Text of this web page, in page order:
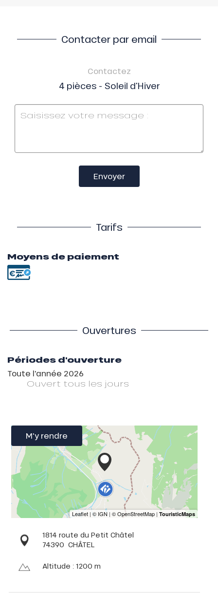
Contacter par email
Contactez
4 pièces - Soleil d'Hiver
Envoyer
Tarifs
Moyens de paiement
Ouvertures
Périodes d'ouverture
Toute l'année 2026
Ouvert tous les jours
M'y rendre
1814 route du Petit Châtel
74390 CHÂTEL
Altitude : 1200 m